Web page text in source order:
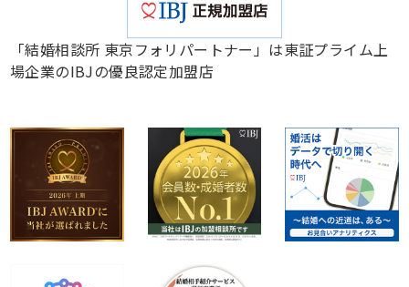
「結婚相談所 東京フォリパートナー」は東証プライム上
場企業のIBJの優良認定加盟店